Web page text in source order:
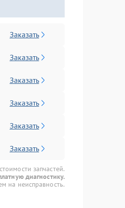
Заказать
Заказать
Заказать
Заказать
Заказать
Заказать
запчастей.
диагностику.
на неисправность.